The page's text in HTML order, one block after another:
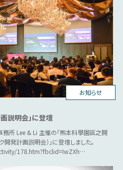
台湾ビジネス
お知らせ
説明会」に登壇
所 Lee & Li 主催の「熊本科學園區之開
発計画説明会）」に登壇しました。
178.htm?fbclid=IwZXh…